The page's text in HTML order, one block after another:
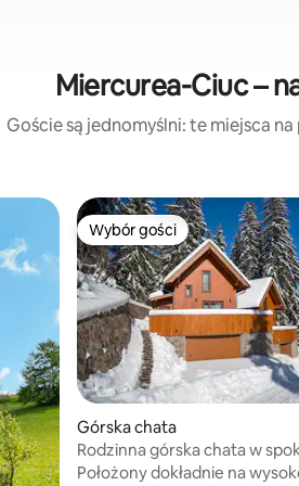
Miercurea-Ciuc –
Goście są jednomyślni: te miejsca
Wybór gości
Wybór gości
Górska chata
Rodzinna górska chata w
okolicy leśnej
Położony dokładnie na